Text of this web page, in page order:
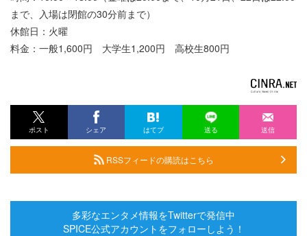
まで、入場は閉館の30分前まで）
休館日：火曜
料金：一般1,600円 大学生1,200円 高校生800円
ポスト シェア はてブ 送る 送信
RSSフィードの購読はこちら
多彩なエンタメ情報をTwitterで発信中
SPICE公式アカウントをフォローしよう！